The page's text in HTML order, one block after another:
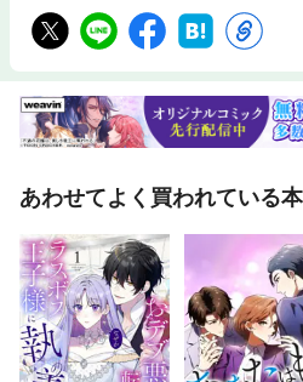
レンジできる」「回し車で走りつづける
はつねに最短距離を計算できる」「ハム
でこんなにかわいいの2 こう見えて意外
ハムってときどきまかふしぎ5 ハムの幸
ト】ふじもとめぐみころころ、もちもち
きもの図鑑』シリーズ、『はじめてのハ
物学者。日本動物科学研究所所長。『ざ
（高橋書店）、『ねこほん』『いぬほん
ムスターがおしえるハムの本音』（朝日
帖』（大泉書店）など著書・監修書多数
書籍は同じ書名の出版物を紙版とし電子
籍は固定型レイアウトタイプの電子書籍
容は、印刷出版当時の情報に基づき作成
あわせてよく買われている本